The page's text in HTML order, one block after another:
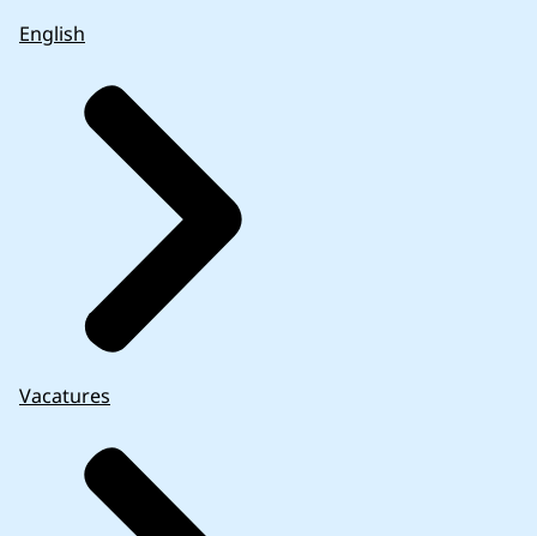
English
Vacatures